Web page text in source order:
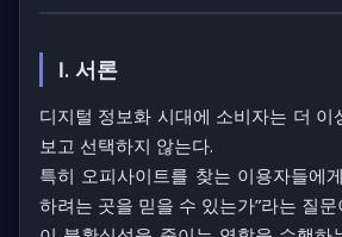
Ⅰ. 서론
디지털 정보화 시대에 소비자는 더 이
보고 선택하지 않는다.
특히 오피사이트를 찾는 이용자들에
하려는 곳을 믿을 수 있는가”라는 질